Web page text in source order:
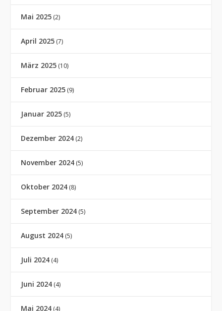
Mai 2025 (2)
April 2025 (7)
März 2025 (10)
Februar 2025 (9)
Januar 2025 (5)
Dezember 2024 (2)
November 2024 (5)
Oktober 2024 (8)
September 2024 (5)
August 2024 (5)
Juli 2024 (4)
Juni 2024 (4)
Mai 2024 (4)